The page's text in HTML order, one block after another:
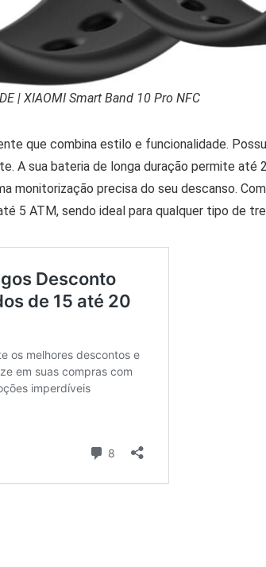
| XIAOMI Smart Band 10 Pro NFC
que combina estilo e funcionalidade.
A sua bateria de longa duração permite até
monitorização precisa do seu descanso.
5 ATM, sendo ideal para qualquer tipo de